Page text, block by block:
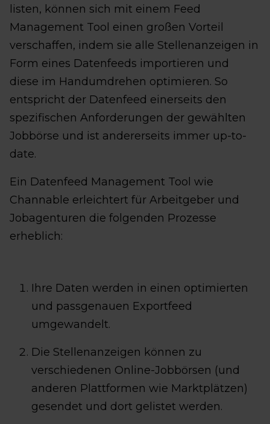
listen, können sich mit einem Feed
Management Tool einen großen Vorteil
verschaffen, indem sie alle Stellenanzeigen in
Form eines Datenfeeds importieren und
diese im Handumdrehen optimieren. So
entspricht der Datenfeed einerseits den
spezifischen Anforderungen der gewählten
Jobbörse und ist andererseits immer up-to-
date.
Ein Datenfeed Management Tool wie
Channable erleichtert für Arbeitgeber und
Jobagenturen die folgenden Prozesse
erheblich:
Ihre Daten werden in einen optimierten
und passgenauen Exportfeed
umgewandelt.
Die Stellenanzeigen können zu
verschiedenen Online-Jobbörsen (und
anderen Plattformen wie Marktplätzen)
gesendet und dort gelistet werden.